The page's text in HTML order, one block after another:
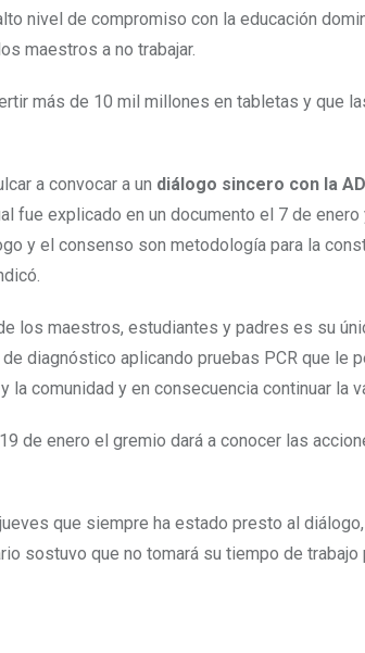
nivel de compromiso con la educación
maestros a no trabajar.
más de 10 mil millones en tabletas y que
a convocar a un diálogo sincero con la
fue explicado en un documento el 7 de
y el consenso son metodología para la
los maestros, estudiantes y padres es su
diagnóstico aplicando pruebas PCR que le
comunidad y en consecuencia continuar la
de enero el gremio dará a conocer las
que siempre ha estado presto al
sostuvo que no tomará su tiempo de trabajo